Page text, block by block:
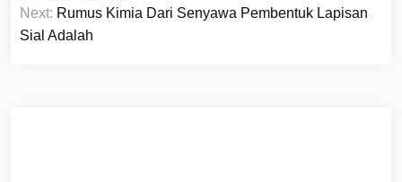
Next: Rumus Kimia Dari Senyawa Pembentuk Lapisan
Sial Adalah